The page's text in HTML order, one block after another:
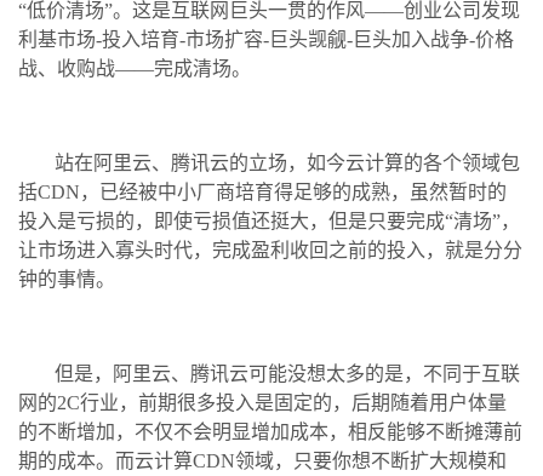
“低价清场”。这是互联网巨头一贯的作风——创业公司发现
利基市场-投入培育-市场扩容-巨头觊觎-巨头加入战争-价格
战、收购战——完成清场。
站在阿里云、腾讯云的立场，如今云计算的各个领域包
括CDN，已经被中小厂商培育得足够的成熟，虽然暂时的
投入是亏损的，即使亏损值还挺大，但是只要完成“清场”，
让市场进入寡头时代，完成盈利收回之前的投入，就是分分
钟的事情。
但是，阿里云、腾讯云可能没想太多的是，不同于互联
网的2C行业，前期很多投入是固定的，后期随着用户体量
的不断增加，不仅不会明显增加成本，相反能够不断摊薄前
期的成本。而云计算CDN领域，只要你想不断扩大规模和